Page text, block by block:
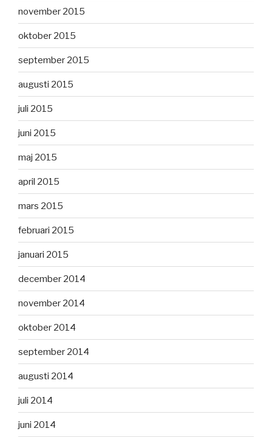
november 2015
oktober 2015
september 2015
augusti 2015
juli 2015
juni 2015
maj 2015
april 2015
mars 2015
februari 2015
januari 2015
december 2014
november 2014
oktober 2014
september 2014
augusti 2014
juli 2014
juni 2014